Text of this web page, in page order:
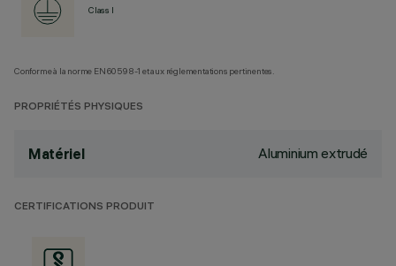
Class I
Conforme à la norme EN60598-1 et aux réglementations pertinentes.
PROPRIÉTÉS PHYSIQUES
Matériel Aluminium extrudé
CERTIFICATIONS PRODUIT